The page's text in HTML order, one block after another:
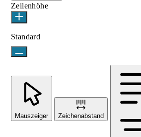
Zeilenhöhe
Standard
Mauszeiger Zeichenabstand